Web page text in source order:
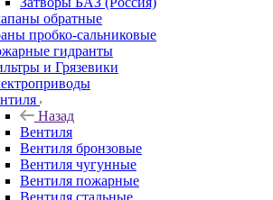
обратные
пробко-сальниковые
гидранты
и Грязевики
Назад
Вентиля
Вентиля бронзовые
Вентиля чугунные
Вентиля пожарные
Вентиля стальные